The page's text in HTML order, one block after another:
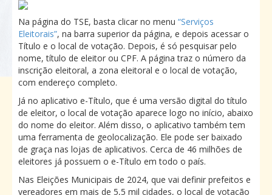
Na página do TSE, basta clicar no menu “Serviços
Eleitorais”, na barra superior da página, e depois acessar o
Título e o local de votação. Depois, é só pesquisar pelo
nome, título de eleitor ou CPF. A página traz o número da
inscrição eleitoral, a zona eleitoral e o local de votação,
com endereço completo.
Já no aplicativo e-Título, que é uma versão digital do título
de eleitor, o local de votação aparece logo no início, abaixo
do nome do eleitor. Além disso, o aplicativo também tem
uma ferramenta de geolocalização. Ele pode ser baixado
de graça nas lojas de aplicativos. Cerca de 46 milhões de
eleitores já possuem o e-Título em todo o país.
Nas Eleições Municipais de 2024, que vai definir prefeitos e
vereadores em mais de 5,5 mil cidades, o local de votação